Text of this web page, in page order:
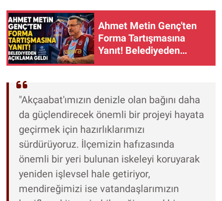
Ahmet Metin Genç'ten
Forma Tartışmasına
Yanıt! Belediyeden
"Akçaabat'ımızın denizle olan bağını daha
da güçlendirecek önemli bir projeyi hayata
geçirmek için hazırlıklarımızı
sürdürüyoruz. İlçemizin hafızasında
önemli bir yeri bulunan iskeleyi koruyarak
yeniden işlevsel hale getiriyor,
mendireğimizi ise vatandaşlarımızın